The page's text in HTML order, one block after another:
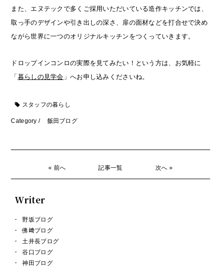
また、エヌテックで多くご採用いただいている造作キッチンでは、
取っ手のデザインや引き出しの深さ、扉の面材などを打合せで決め
ながら世界に一つのオリジナルキッチンをつくっていきます。
ドロップインコンロの実際を見てみたい！という方は、お気軽に
「暮らしの見学会 」へお申し込みくださいね。
スタッフの暮らし
Category / 飯田ブログ
« 前へ 記事一覧 次へ »
Writer
野坂ブログ
佛﨑ブログ
土井長ブログ
谷口ブログ
神田ブログ